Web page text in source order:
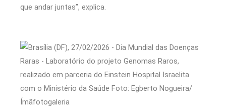
que andar juntas”, explica.